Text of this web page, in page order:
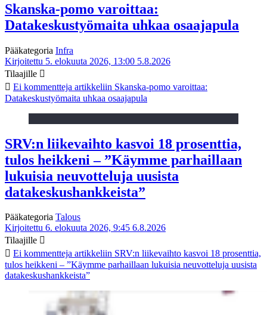
Skanska-pomo varoittaa:
Datakeskustyömaita uhkaa osaajapula
Pääkategoria Infra
Kirjoitettu 5. elokuuta 2026, 13:00 5.8.2026
Tilaajille
Ei kommentteja artikkeliin Skanska-pomo varoittaa:
Datakeskustyömaita uhkaa osaajapula
SRV:n liikevaihto kasvoi 18 prosenttia,
tulos heikkeni – ”Käymme parhaillaan
lukuisia neuvotteluja uusista
datakeskushankkeista”
Pääkategoria Talous
Kirjoitettu 6. elokuuta 2026, 9:45 6.8.2026
Tilaajille
Ei kommentteja artikkeliin SRV:n liikevaihto kasvoi 18 prosenttia,
tulos heikkeni – ”Käymme parhaillaan lukuisia neuvotteluja uusista
datakeskushankkeista”